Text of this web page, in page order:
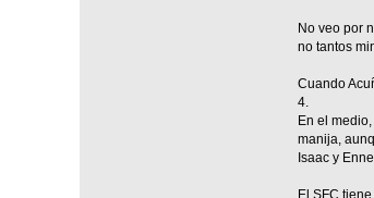
No veo por
no tantos
Cuando
4.
En el
manija,
Isaac y
El SFC